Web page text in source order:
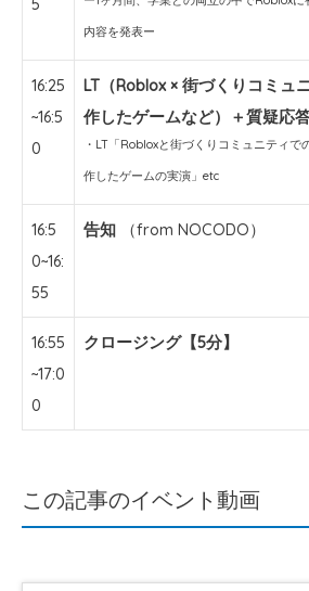
内容を発表ー
16:25
~16:5
0
LT（Roblox × 街づくりコミュ
作したゲームなど）＋質疑応
・LT「Robloxと街づくりコミュニティで
作したゲームの実演」etc
16:5
0~16:
55
告知 （from NOCODO）
16:55
~17:0
0
クロージング【5分】
この記事のイベント動画